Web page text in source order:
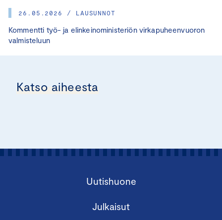
26.05.2026 / LAUSUNNOT
Kommentti työ- ja elinkeinoministeriön virkapuheenvuoron
valmisteluun
Katso aiheesta
Uutishuone
Julkaisut